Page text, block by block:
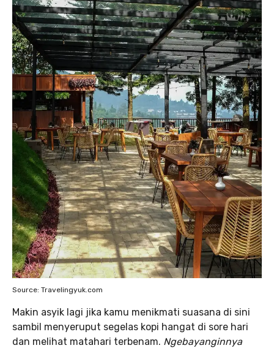
Source: Travelingyuk.com
Makin asyik lagi jika kamu menikmati suasana di sini
sambil menyeruput segelas kopi hangat di sore hari
dan melihat matahari terbenam. Ngebayanginnya